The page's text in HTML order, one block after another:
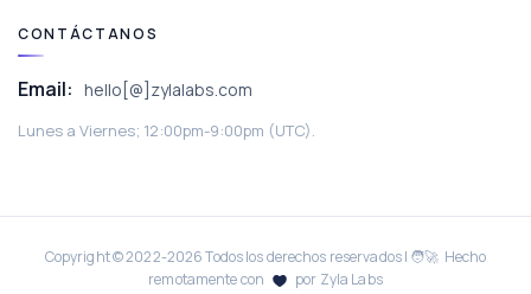
CONTÁCTANOS
Email: hello[@]zylalabs.com
Lunes a Viernes; 12:00pm-9:00pm (UTC).
Copyright © 2022-2026Todos los derechos reservados | 🧑‍🚀 Hecho
remotamente con
por Zyla Labs